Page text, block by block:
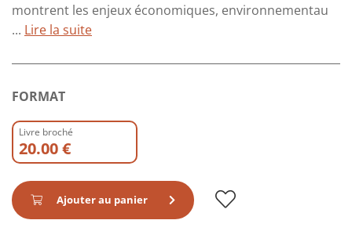
montrent les enjeux économiques, environnementau
... Lire la suite
FORMAT
Livre broché
20.00 €
Ajouter au panier